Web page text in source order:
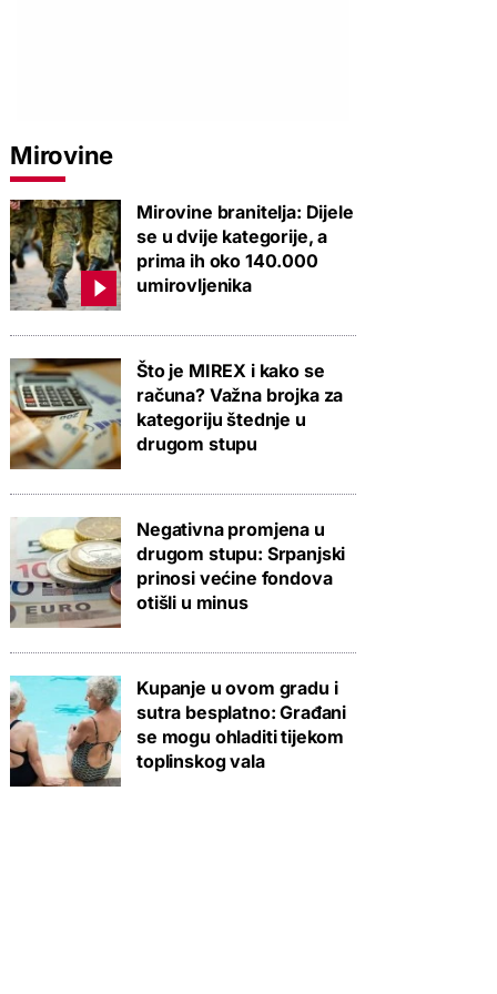
Mirovine
Mirovine branitelja: Dijele
se u dvije kategorije, a
prima ih oko 140.000
umirovljenika
Što je MIREX i kako se
računa? Važna brojka za
kategoriju štednje u
drugom stupu
Negativna promjena u
drugom stupu: Srpanjski
prinosi većine fondova
otišli u minus
Kupanje u ovom gradu i
sutra besplatno: Građani
se mogu ohladiti tijekom
toplinskog vala